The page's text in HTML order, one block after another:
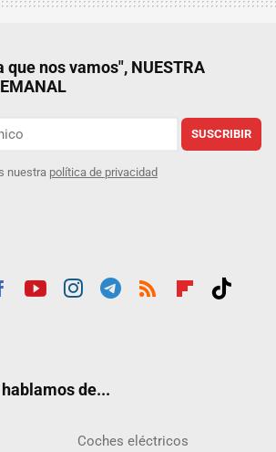
que nos vamos", NUESTRA
SUSCRIBIR
nuestra política de privacidad
de...
Coches eléctricos